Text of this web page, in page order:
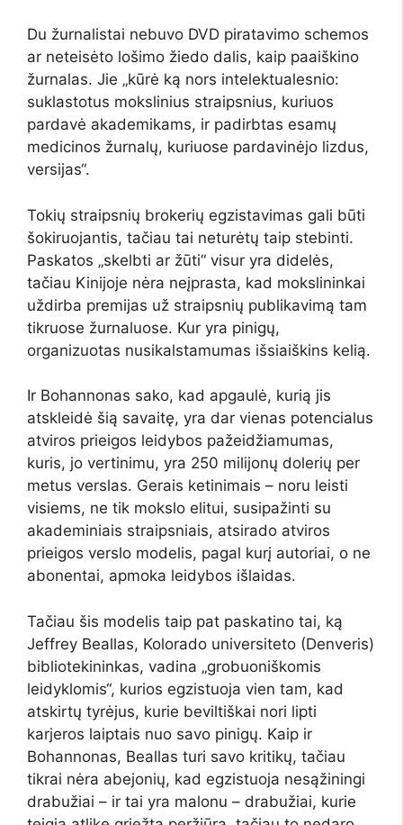
Du žurnalistai nebuvo DVD piratavimo schemos
ar neteisėto lošimo žiedo dalis, kaip paaiškino
žurnalas. Jie „kūrė ką nors intelektualesnio:
suklastotus mokslinius straipsnius, kuriuos
pardavė akademikams, ir padirbtas esamų
medicinos žurnalų, kuriuose pardavinėjo lizdus, ​​
versijas“.
Tokių straipsnių brokerių egzistavimas gali būti
šokiruojantis, tačiau tai neturėtų taip stebinti.
Paskatos „skelbti ar žūti“ visur yra didelės,
tačiau Kinijoje nėra neįprasta, kad mokslininkai
uždirba premijas už straipsnių publikavimą tam
tikruose žurnaluose. Kur yra pinigų,
organizuotas nusikalstamumas išsiaiškins kelią.
Ir Bohannonas sako, kad apgaulė, kurią jis
atskleidė šią savaitę, yra dar vienas potencialus
atviros prieigos leidybos pažeidžiamumas,
kuris, jo vertinimu, yra 250 milijonų dolerių per
metus verslas. Gerais ketinimais – noru leisti
visiems, ne tik mokslo elitui, susipažinti su
akademiniais straipsniais, atsirado atviros
prieigos verslo modelis, pagal kurį autoriai, o ne
abonentai, apmoka leidybos išlaidas.
Tačiau šis modelis taip pat paskatino tai, ką
Jeffrey Beallas, Kolorado universiteto (Denveris)
bibliotekininkas, vadina „grobuoniškomis
leidyklomis“, kurios egzistuoja vien tam, kad
atskirtų tyrėjus, kurie beviltiškai nori lipti
karjeros laiptais nuo savo pinigų. Kaip ir
Bohannonas, Beallas turi savo kritikų, tačiau
tikrai nėra abejonių, kad egzistuoja nesąžiningi
drabužiai – ir tai yra malonu – drabužiai, kurie